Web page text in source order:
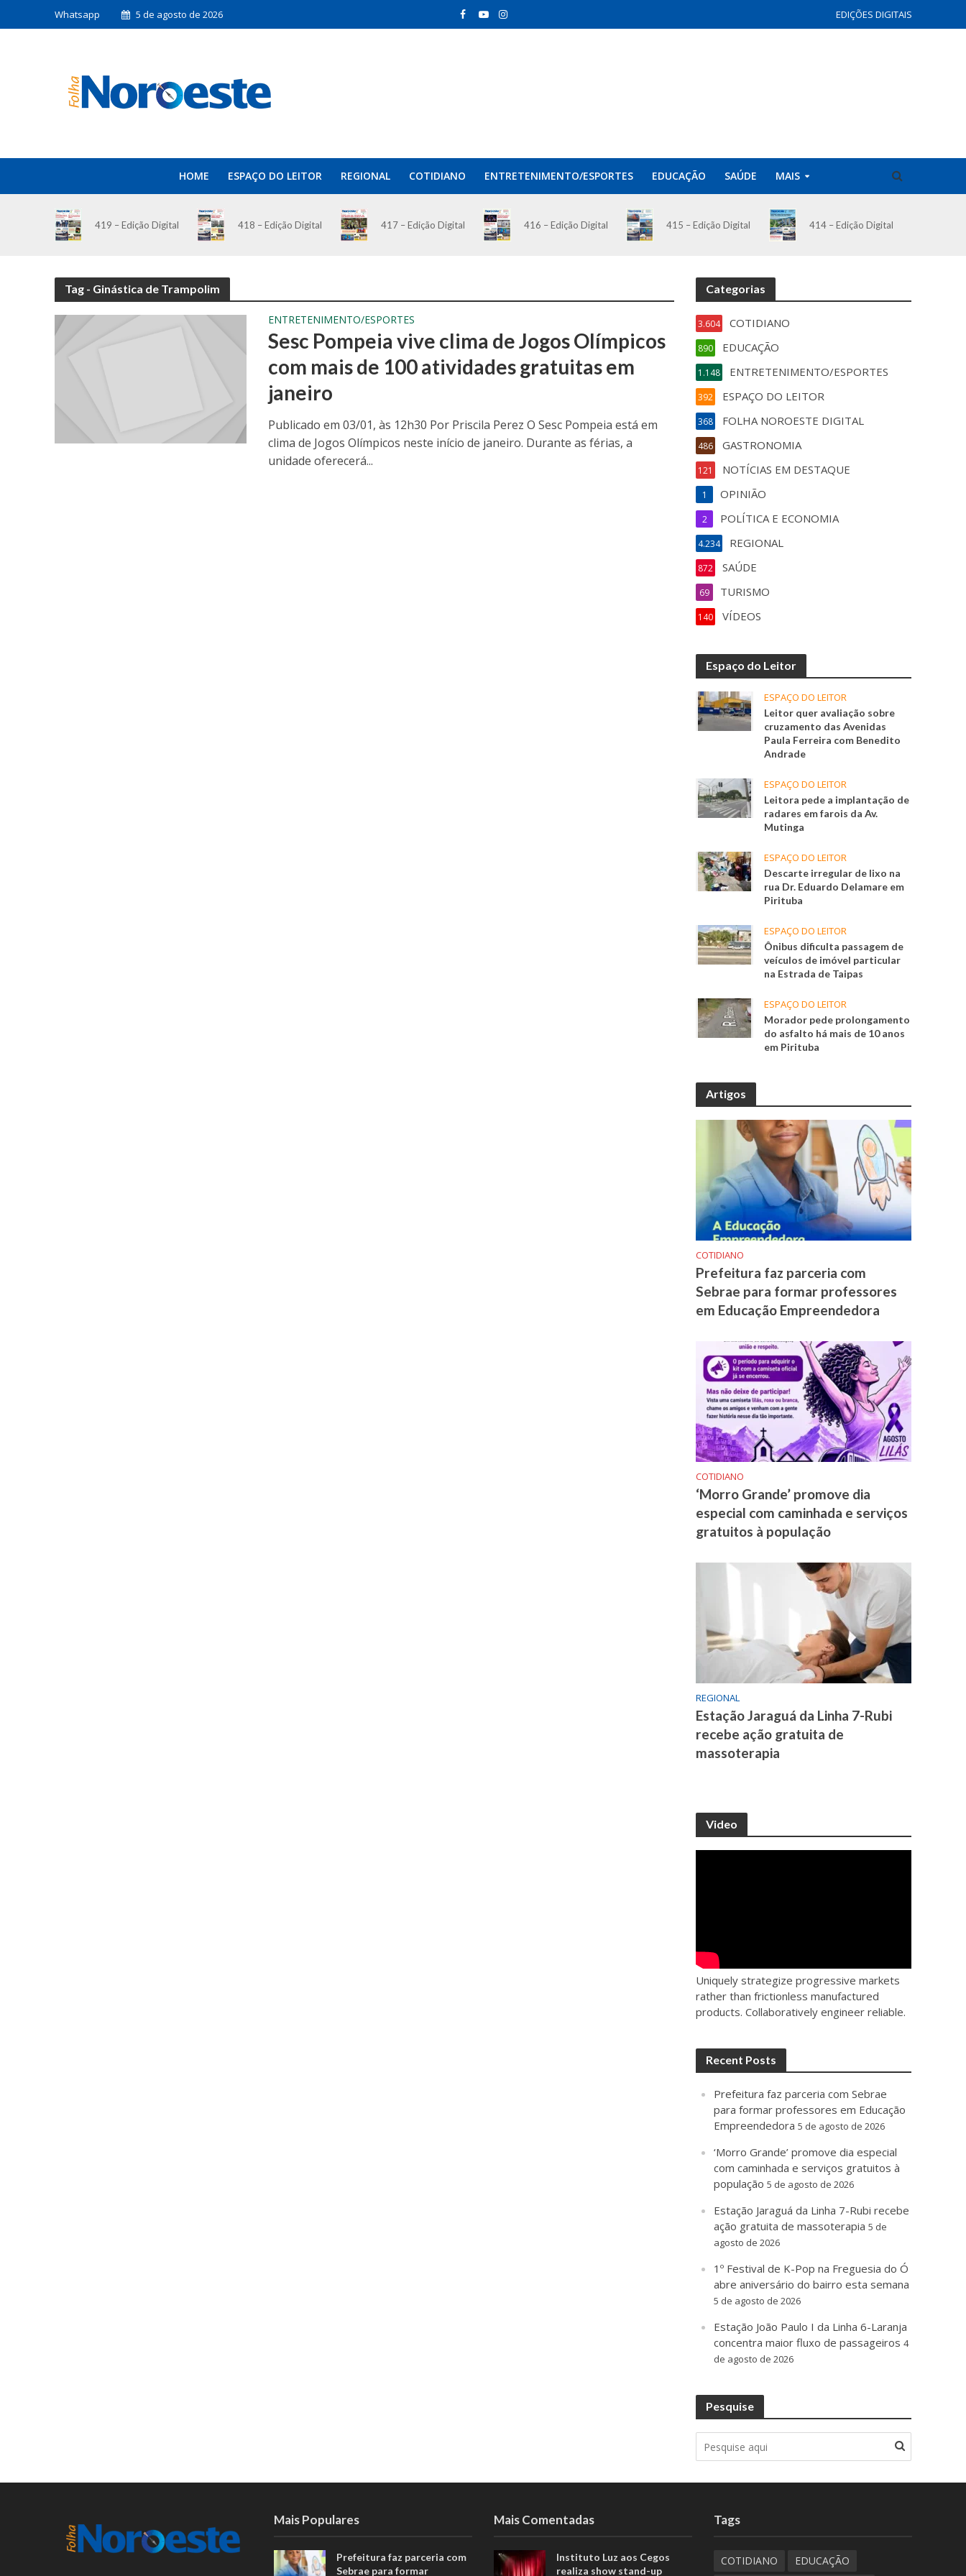
Whatsapp 5 de agosto de 2026 EDIÇÕES DIGITAIS
HOME ESPAÇO DO LEITOR REGIONAL COTIDIANO ENTRETENIMENTO/ESPORTES EDUCAÇÃO SAÚDE MAIS
419 – Edição Digital 418 – Edição Digital 417 – Edição Digital 416 – Edição Digital 415 – Edição Digital 414 – Edição Digital
Tag - Ginástica de Trampolim
ENTRETENIMENTO/ESPORTES
Sesc Pompeia vive clima de Jogos Olímpicos
com mais de 100 atividades gratuitas em
janeiro
Publicado em 03/01, às 12h30 Por Priscila Perez O Sesc Pompeia está em
clima de Jogos Olímpicos neste início de janeiro. Durante as férias, a
unidade oferecerá...
Categorias
COTIDIANO
3.604
EDUCAÇÃO
890
ENTRETENIMENTO/ESPORTES
1.148
ESPAÇO DO LEITOR
392
FOLHA NOROESTE DIGITAL
368
GASTRONOMIA
486
NOTÍCIAS EM DESTAQUE
121
OPINIÃO
1
POLÍTICA E ECONOMIA
2
REGIONAL
4.234
SAÚDE
872
TURISMO
69
VÍDEOS
140
Espaço do Leitor
ESPAÇO DO LEITOR
Leitor quer avaliação sobre
cruzamento das Avenidas
Paula Ferreira com Benedito
Andrade
ESPAÇO DO LEITOR
Leitora pede a implantação de
radares em farois da Av.
Mutinga
ESPAÇO DO LEITOR
Descarte irregular de lixo na
rua Dr. Eduardo Delamare em
Pirituba
ESPAÇO DO LEITOR
Ônibus dificulta passagem de
veículos de imóvel particular
na Estrada de Taipas
ESPAÇO DO LEITOR
Morador pede prolongamento
do asfalto há mais de 10 anos
em Pirituba
Artigos
COTIDIANO
Prefeitura faz parceria com
Sebrae para formar professores
em Educação Empreendedora
COTIDIANO
‘Morro Grande’ promove dia
especial com caminhada e serviços
gratuitos à população
REGIONAL
Estação Jaraguá da Linha 7-Rubi
recebe ação gratuita de
massoterapia
Video
Uniquely strategize progressive markets
rather than frictionless manufactured
products. Collaboratively engineer reliable.
Recent Posts
Prefeitura faz parceria com Sebrae
para formar professores em Educação
Empreendedora 5 de agosto de 2026
‘Morro Grande’ promove dia especial
com caminhada e serviços gratuitos à
população 5 de agosto de 2026
Estação Jaraguá da Linha 7-Rubi recebe
ação gratuita de massoterapia 5 de
agosto de 2026
1º Festival de K-Pop na Freguesia do Ó
abre aniversário do bairro esta semana
5 de agosto de 2026
Estação João Paulo I da Linha 6-Laranja
concentra maior fluxo de passageiros 4
de agosto de 2026
Pesquise
Mais Populares
Prefeitura faz parceria com
Sebrae para formar
Mais Comentadas
Instituto Luz aos Cegos
realiza show stand-up
Tags
COTIDIANO EDUCAÇÃO